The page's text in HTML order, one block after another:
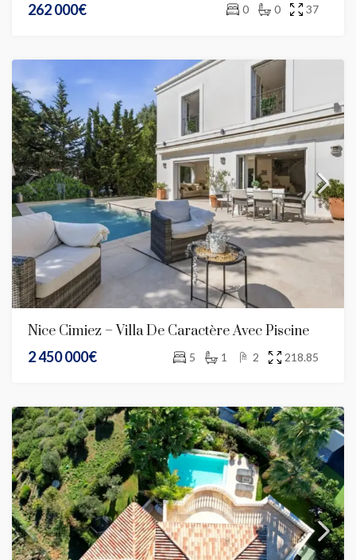
262 000€ 0 0 37
Nice Cimiez – Villa De Caractère Avec Piscine
2 450 000€
5 1 2 218.85